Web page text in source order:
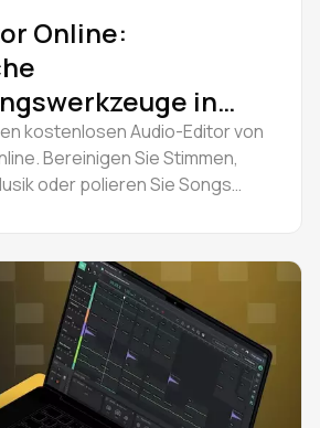
Online:
in
kostenlosen Audio-Editor von
Bereinigen Sie Stimmen,
oder polieren Sie Songs